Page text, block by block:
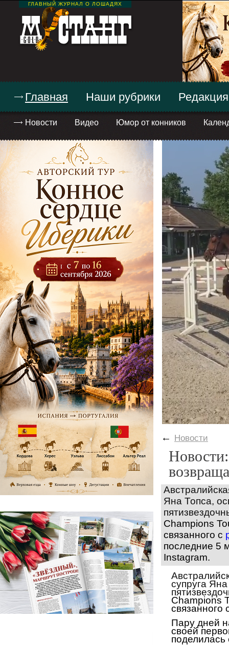
ГЛАВНЫЙ ЖУРНАЛ О ЛОШАДЯХ
Главная
Новости Видео Юмор от конников
Наши рубрики Редакция
← Новости
Яна Топса,
Champions
связанного с
последние 5
Instagram.
супруга
Champions
связанного
Пару дней
своей